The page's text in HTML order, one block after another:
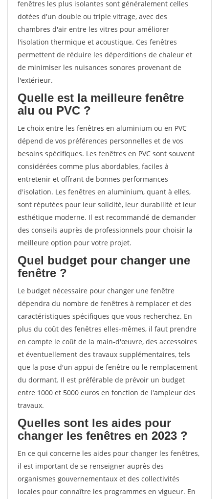
fenêtres les plus isolantes sont généralement celles
dotées d'un double ou triple vitrage, avec des
chambres d'air entre les vitres pour améliorer
l'isolation thermique et acoustique. Ces fenêtres
permettent de réduire les déperditions de chaleur et
de minimiser les nuisances sonores provenant de
l'extérieur.
Quelle est la meilleure fenêtre
alu ou PVC ?
Le choix entre les fenêtres en aluminium ou en PVC
dépend de vos préférences personnelles et de vos
besoins spécifiques. Les fenêtres en PVC sont souvent
considérées comme plus abordables, faciles à
entretenir et offrant de bonnes performances
d'isolation. Les fenêtres en aluminium, quant à elles,
sont réputées pour leur solidité, leur durabilité et leur
esthétique moderne. Il est recommandé de demander
des conseils auprès de professionnels pour choisir la
meilleure option pour votre projet.
Quel budget pour changer une
fenêtre ?
Le budget nécessaire pour changer une fenêtre
dépendra du nombre de fenêtres à remplacer et des
caractéristiques spécifiques que vous recherchez. En
plus du coût des fenêtres elles-mêmes, il faut prendre
en compte le coût de la main-d'œuvre, des accessoires
et éventuellement des travaux supplémentaires, tels
que la pose d'un appui de fenêtre ou le remplacement
du dormant. Il est préférable de prévoir un budget
entre 1000 et 5000 euros en fonction de l'ampleur des
travaux.
Quelles sont les aides pour
changer les fenêtres en 2023 ?
En ce qui concerne les aides pour changer les fenêtres,
il est important de se renseigner auprès des
organismes gouvernementaux et des collectivités
locales pour connaître les programmes en vigueur. En